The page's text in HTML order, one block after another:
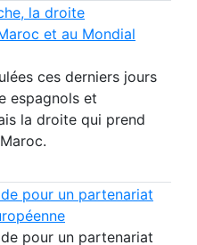
la droite
et au Mondial
ces derniers jours
espagnols et
la droite qui prend
pour un partenariat
pour un partenariat